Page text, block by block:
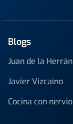
Blogs
Juan de la Herrán
Javier Vizcaino
Cocina con nervio